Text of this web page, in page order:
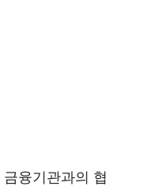
융기관과의 협